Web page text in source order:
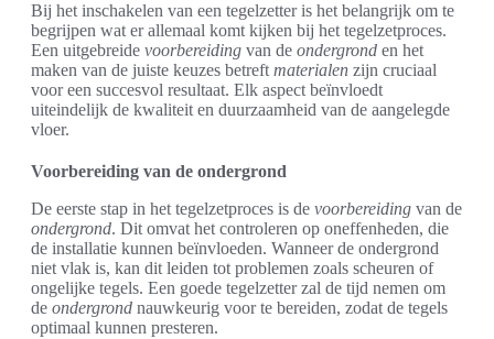
Bij het inschakelen van een tegelzetter is het belangrijk om te
begrijpen wat er allemaal komt kijken bij het tegelzetproces.
Een uitgebreide voorbereiding van de ondergrond en het
maken van de juiste keuzes betreft materialen zijn cruciaal
voor een succesvol resultaat. Elk aspect beïnvloedt
uiteindelijk de kwaliteit en duurzaamheid van de aangelegde
vloer.
Voorbereiding van de ondergrond
De eerste stap in het tegelzetproces is de voorbereiding van de
ondergrond. Dit omvat het controleren op oneffenheden, die
de installatie kunnen beïnvloeden. Wanneer de ondergrond
niet vlak is, kan dit leiden tot problemen zoals scheuren of
ongelijke tegels. Een goede tegelzetter zal de tijd nemen om
de ondergrond nauwkeurig voor te bereiden, zodat de tegels
optimaal kunnen presteren.